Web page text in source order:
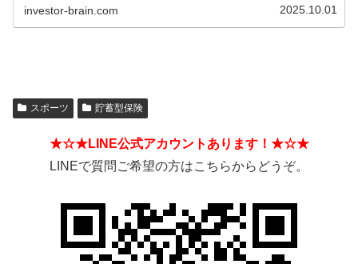
investor-brain.com 2025.10.01
スポーツ 貯蓄型保険
★☆★LINE公式アカウントあります！★☆★
LINEで質問ご希望の方はこちらからどうぞ。